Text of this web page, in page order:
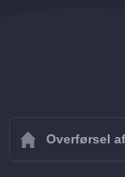
Overførsel